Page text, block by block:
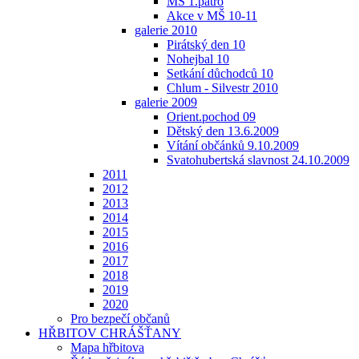
Akce v MŠ 10-11
galerie 2010
Pirátský den 10
Nohejbal 10
Setkání důchodců 10
Chlum - Silvestr 2010
galerie 2009
Orient.pochod 09
Dětský den 13.6.2009
Vítání občánků 9.10.2009
Svatohubertská slavnost 24.10.2009
2011
2012
2013
2014
2015
2016
2017
2018
2019
2020
Pro bezpečí občanů
HŘBITOV CHRÁŠŤANY
Mapa hřbitova